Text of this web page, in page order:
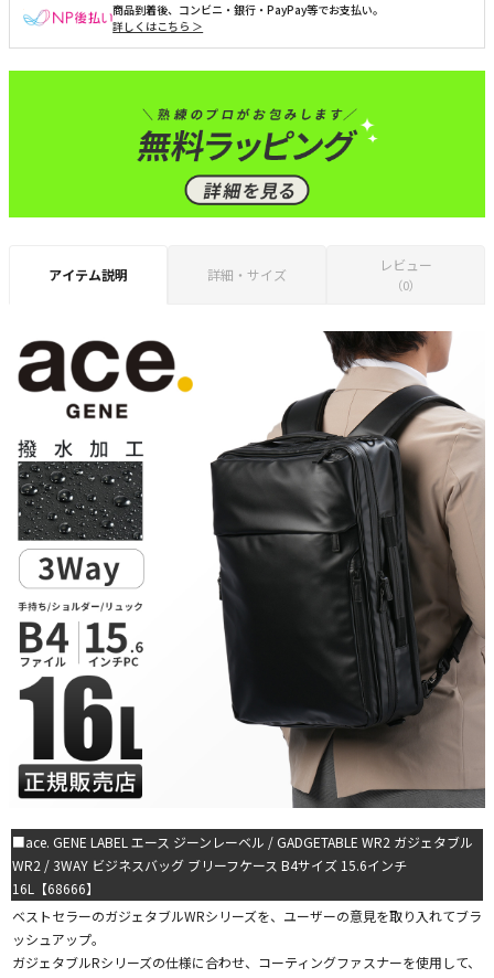
商品到着後、コンビニ・銀行・PayPay等でお支払い。
詳しくはこちら ＞
アイテム説明 詳細・サイズ
レビュー
（0）
■ace. GENE LABEL エース ジーンレーベル / GADGETABLE WR2 ガジェタブル
WR2 / 3WAY ビジネスバッグ ブリーフケース B4サイズ 15.6インチ
16L【68666】
ベストセラーのガジェタブルWRシリーズを、ユーザーの意見を取り入れてブラ
ッシュアップ。
ガジェタブルRシリーズの仕様に合わせ、コーティングファスナーを使用して、